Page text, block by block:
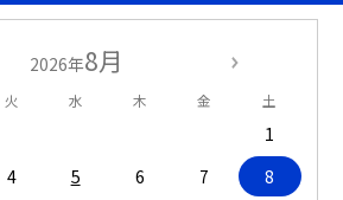
2026年8月
火 水 木 金 土
1
4 5 6 7
8